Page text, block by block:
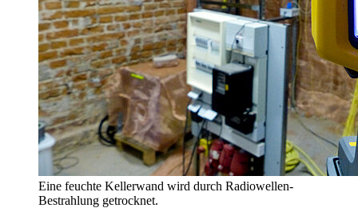
Eine feuchte Kellerwand wird durch Radiowellen-
Bestrahlung getrocknet.